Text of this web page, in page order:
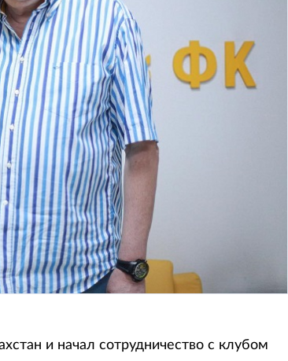
и начал сотрудничество с клубом